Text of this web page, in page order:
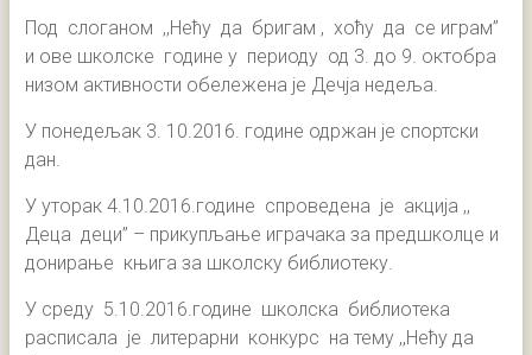
Под слоганом ,,Нећу да бригам , хоћу да се играм’’
и ове школске године у периоду од 3. до 9. октобра
низом активности обележена је Дечја недеља.
У понедељак 3. 10.2016. године одржан је спортски
дан.
У уторак 4.10.2016.године спроведена је акција ,,
Деца деци” – прикупљање играчака за предшколце и
донирање књига за школску библиотеку.
У среду 5.10.2016.године школска библиотека
расписала је литерарни конкурс на тему ,,Нећу да